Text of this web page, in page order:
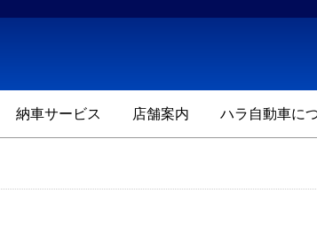
納車サービス 店舗案内 ハラ自動車に